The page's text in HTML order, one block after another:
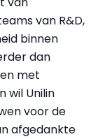
van R&D,
binnen
dan
met
wil Unilin
voor de
afgedankte